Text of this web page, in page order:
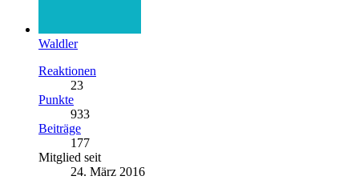
Waldler
Reaktionen
23
Punkte
933
Beiträge
177
Mitglied seit
24. März 2016